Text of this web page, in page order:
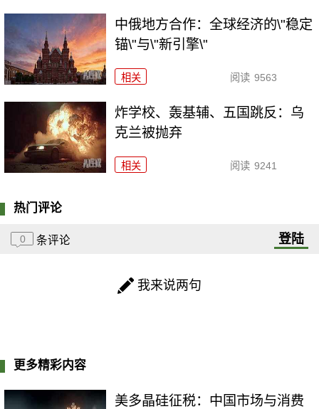
中俄地方合作：全球经济的\"稳定
锚\"与\"新引擎\"
相关 阅读 9563
炸学校、轰基辅、五国跳反：乌
克兰被抛弃
相关 阅读 9241
热门评论
0 条评论 登陆
我来说两句
更多精彩内容
美多晶硅征税：中国市场与消费